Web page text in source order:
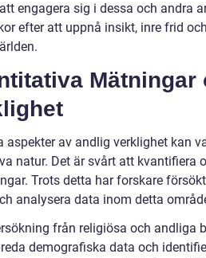
engagera sig i dessa och andra
efter att uppnå insikt, inre frid
Mätningar
aspekter av andlig verklighet kan
natur. Det är svårt att kvantifiera
Trots detta har forskare
analysera data inom detta
från religiösa och andliga
demografiska data och